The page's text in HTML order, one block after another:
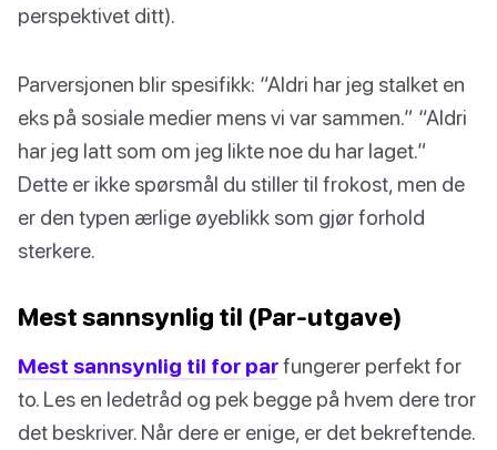
perspektivet ditt).
Parversjonen blir spesifikk: “Aldri har jeg stalket en
eks på sosiale medier mens vi var sammen.” “Aldri
har jeg latt som om jeg likte noe du har laget.”
Dette er ikke spørsmål du stiller til frokost, men de
er den typen ærlige øyeblikk som gjør forhold
sterkere.
Mest sannsynlig til (Par-utgave)
Mest sannsynlig til for parfungerer perfekt for
to. Les en ledetråd og pek begge på hvem dere tror
det beskriver. Når dere er enige, er det bekreftende.